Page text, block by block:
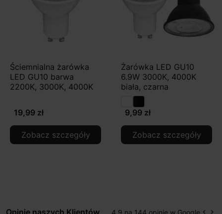
Ściemnialna żarówka
LED GU10 barwa
2200K, 3000K, 4000K
19,99 zł
Zobacz szczegóły
Żarówka LED GU10
6.9W 3000K, 4000K
biała, czarna
9,99 zł
Zobacz szczegóły
Opinie naszych Klientów 4.9 na 144 opinie w Google keyboard_arrow_left keyboard_arrow_right